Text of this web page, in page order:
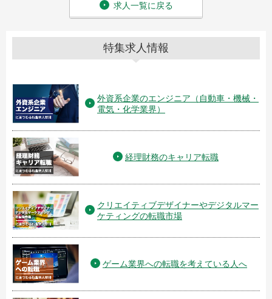
求人一覧に戻る
特集求人情報
外資系企業のエンジニア（自動車・機械・
電気・化学業界）
経理財務のキャリア転職
クリエイティブデザイナーやデジタルマー
ケティングの転職市場
ゲーム業界への転職を考えている人へ